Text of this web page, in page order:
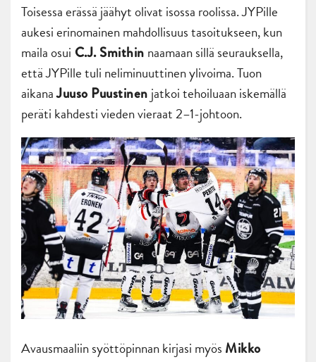
Toisessa erässä jäähyt olivat isossa roolissa. JYPille
aukesi erinomainen mahdollisuus tasoitukseen, kun
maila osui C.J. Smithin naamaan sillä seurauksella,
että JYPille tuli neliminuuttinen ylivoima. Tuon
aikanaJuuso Puustinen jatkoi tehoiluaan iskemällä
peräti kahdesti vieden vieraat 2–1-johtoon.
Avausmaaliin syöttöpinnan kirjasi myös Mikko